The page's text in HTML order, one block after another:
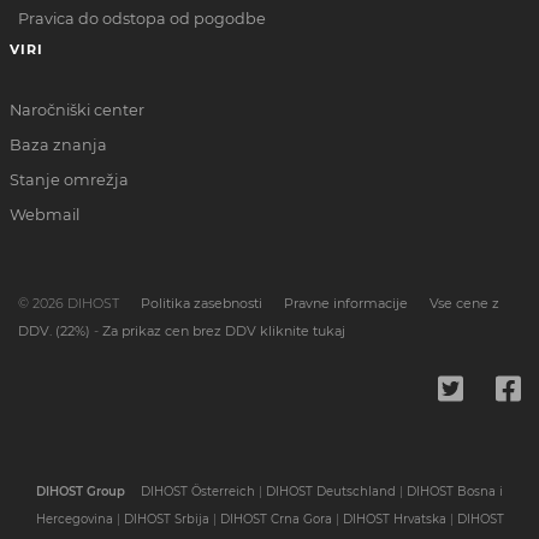
Pravica do odstopa od pogodbe
VIRI
Naročniški center
Baza znanja
Stanje omrežja
Webmail
© 2026 DIHOST Politika zasebnosti Pravne informacije
Vse cene z
DDV. (22%) - Za prikaz cen brez DDV kliknite tukaj
DIHOST Group DIHOST Österreich DIHOST Deutschland
DIHOST Bosna i
Hercegovina
DIHOST Srbija DIHOST Crna Gora DIHOST Hrvatska
DIHOST